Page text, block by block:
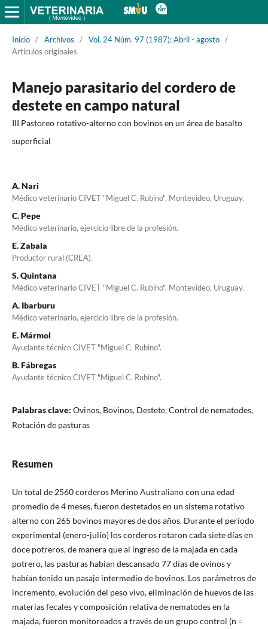
Inicio / Archivos / Vol. 24 Núm. 97 (1987): Abril - agosto /
Artículos originales
Manejo parasitario del cordero de
destete en campo natural
III Pastoreo rotativo-alterno con bovinos en un área de basalto
superficial
A. Nari
Médico veterinario CIVET "Miguel C. Rubino". Montevideo, Uruguay.
C. Pepe
Médico veterinario, ejercicio libre de la profesión.
E. Zabala
Productor rural (CREA).
S. Quintana
Médico veterinario CIVET "Miguel C. Rubino". Montevideo, Uruguay.
A. Ibarburu
Médico veterinario, ejercicio libre de la profesión.
E. Mármol
Ayudante técnico CIVET "Miguel C. Rubino".
B. Fábregas
Ayudante técnico CIVET "Miguel C. Rubino".
Palabras clave: Ovinos, Bovinos, Destete, Control de nematodes,
Rotación de pasturas
Resumen
Un total de 2560 corderos Merino Australiano con una edad
promedio de 4 meses, fueron destetados en un sistema rotativo
alterno con 265 bovinos mayores de dos años. Durante el período
experimental (enero-julio) los corderos rotaron cada siete días en
doce potreros, de manera que al ingreso de la majada en cada
potrero, las pasturas habian descansado 77 días de ovinos y
habían tenido un pasaje intermedio de bovinos. Los parámetros de
incremento, evolución del peso vivo, eliminación de huevos de las
materias fecales y composición relativa de nematodes en la
majada, fueron monitoreados a través de un grupo control (n =